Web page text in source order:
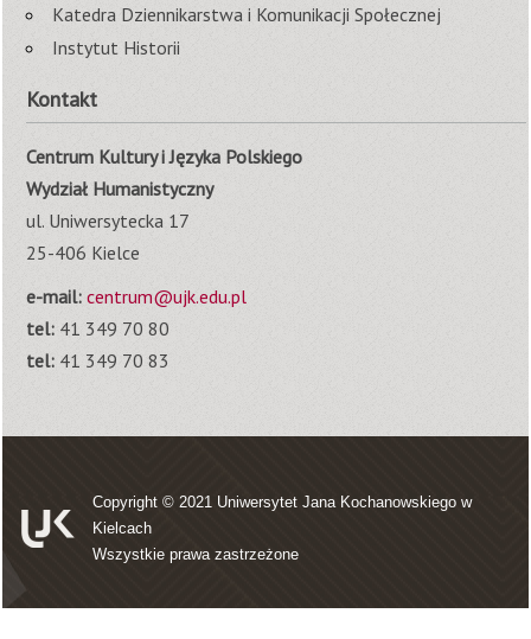
Katedra Dziennikarstwa i Komunikacji Społecznej
Instytut Historii
Kontakt
Centrum Kultury i Języka Polskiego
Wydział Humanistyczny
ul. Uniwersytecka 17
25-406 Kielce
e-mail: centrum@ujk.edu.pl
tel: 41 349 70 80
tel: 41 349 70 83
Copyright © 2021 Uniwersytet Jana Kochanowskiego w
Kielcach
Wszystkie prawa zastrzeżone